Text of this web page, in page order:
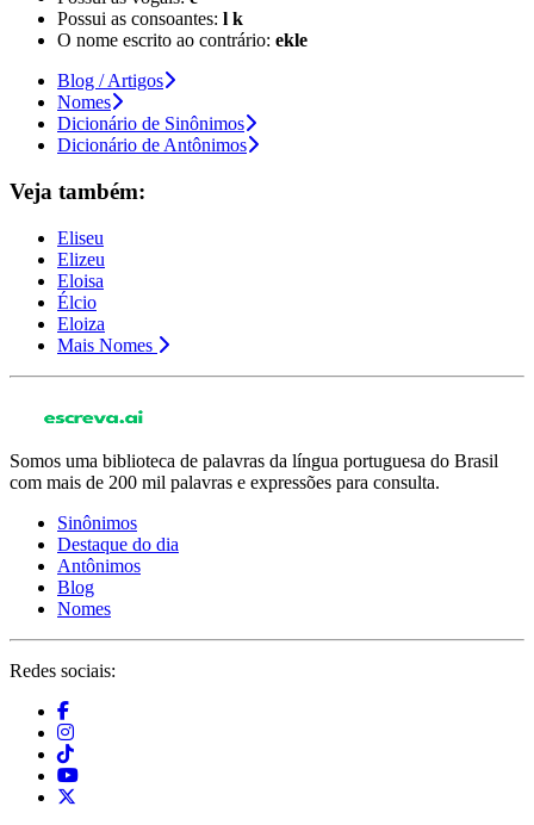
Possui as consoantes: l k
O nome escrito ao contrário: ekle
Blog / Artigos
Nomes
Dicionário de Sinônimos
Dicionário de Antônimos
Veja também:
Eliseu
Elizeu
Eloisa
Élcio
Eloiza
Mais Nomes
Somos uma biblioteca de palavras da língua portuguesa do Brasil
com mais de 200 mil palavras e expressões para consulta.
Sinônimos
Destaque do dia
Antônimos
Blog
Nomes
Redes sociais: